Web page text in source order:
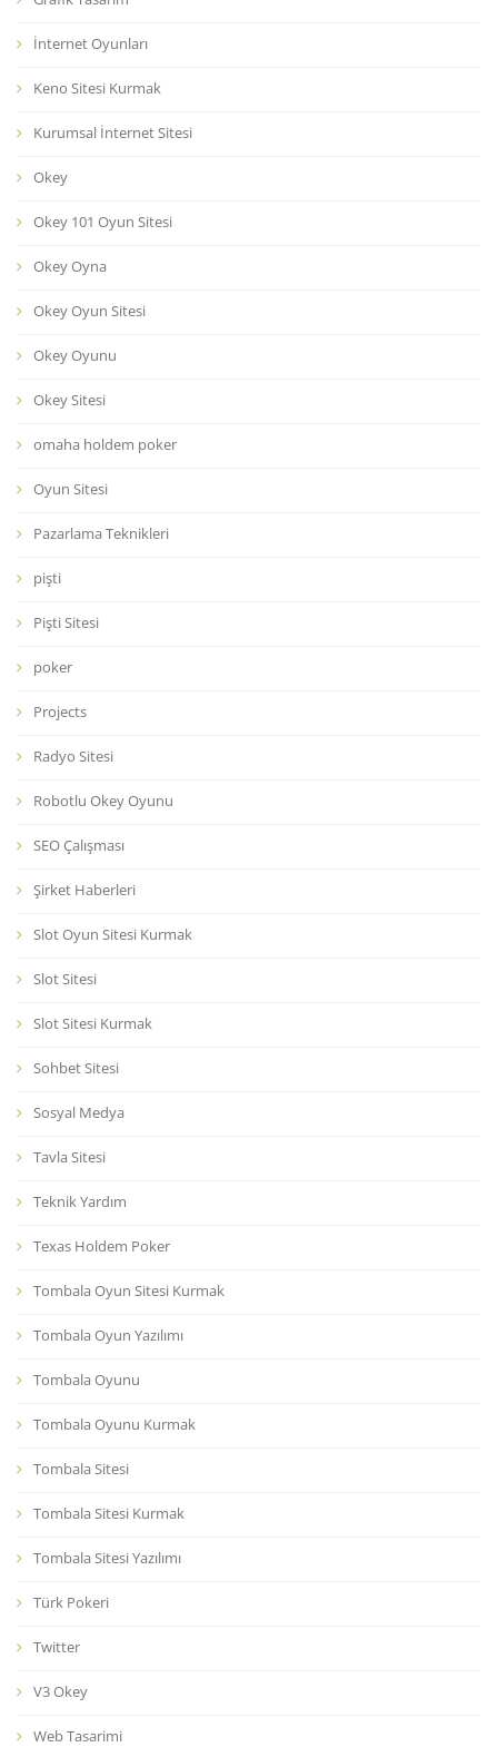
İnternet Oyunları
Keno Sitesi Kurmak
Kurumsal İnternet Sitesi
Okey
Okey 101 Oyun Sitesi
Okey Oyna
Okey Oyun Sitesi
Okey Oyunu
Okey Sitesi
omaha holdem poker
Oyun Sitesi
Pazarlama Teknikleri
pişti
Pişti Sitesi
poker
Projects
Radyo Sitesi
Robotlu Okey Oyunu
SEO Çalışması
Şirket Haberleri
Slot Oyun Sitesi Kurmak
Slot Sitesi
Slot Sitesi Kurmak
Sohbet Sitesi
Sosyal Medya
Tavla Sitesi
Teknik Yardım
Texas Holdem Poker
Tombala Oyun Sitesi Kurmak
Tombala Oyun Yazılımı
Tombala Oyunu
Tombala Oyunu Kurmak
Tombala Sitesi
Tombala Sitesi Kurmak
Tombala Sitesi Yazılımı
Türk Pokeri
Twitter
V3 Okey
Web Tasarimi